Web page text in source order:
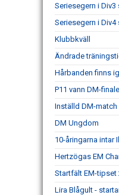
Seriesegern i
Seriesegern i Div4
Klubbkväll
Ändrade
Hårbanden finns
P11 vann DM-
Inställd DM-
DM Ungdom
10-åringarna intar
Hertzögas EM
Startfält EM-tipset
Lira Blågult -